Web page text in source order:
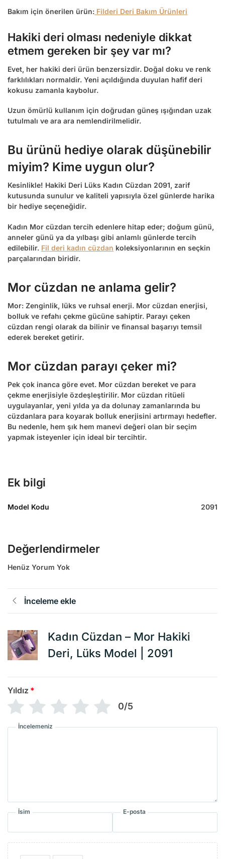
Bakım için önerilen ürün: Filderi Deri Bakım Ürünleri
Hakiki deri olması nedeniyle dikkat
etmem gereken bir şey var mı?
Evet, her hakiki deri ürün benzersizdir. Doğal doku ve renk
farklılıkları normaldir. Yeni açıldığında duyulan hafif deri
kokusu zamanla kaybolur.
Uzun ömürlü kullanım için doğrudan güneş ışığından uzak
tutulmalı ve ara ara nemlendirilmelidir.
Bu ürünü hediye olarak düşünebilir
miyim? Kime uygun olur?
Kesinlikle! Hakiki Deri Lüks Kadın Cüzdan 2091, zarif
kutusunda sunulur ve kaliteli yapısıyla özel günlerde harika
bir hediye seçeneğidir.
Kadın Mor cüzdan tercih edenlere hitap eder; doğum günü,
anneler günü ya da yılbaşı gibi anlamlı günlerde tercih
edilebilir. Fil deri kadın cüzdan koleksiyonlarının en seçkin
parçalarından biridir.
Mor cüzdan ne anlama gelir?
Mor: Zenginlik, lüks ve ruhsal enerji. Mor cüzdan enerjisi,
bolluk ve refahı çekme gücüne sahiptir. Parayı çeken
cüzdan rengi olarak da bilinir ve finansal başarıyı temsil
ederek bereket getirir.
Mor cüzdan parayı çeker mi?
Pek çok inanca göre evet. Mor cüzdan bereket ve para
çekme enerjisiyle özdeşleştirilir. Mor cüzdan ritüeli
uygulayanlar, yeni yılda ya da dolunay zamanlarında bu
cüzdanlara para koyarak bolluk enerjisini artırmayı hedefler.
Bu nedenle, hem şık hem manevi değeri olan bir seçim
yapmak isteyenler için ideal bir tercihtir.
Ek bilgi
Model Kodu 2091
Değerlendirmeler
Henüz Yorum Yok
İnceleme ekle
Kadın Cüzdan – Mor Hakiki
Deri, Lüks Model | 2091
Yıldız *
0/5
İncelemeniz
İsim E-posta